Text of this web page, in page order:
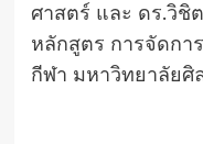
ศาสตร์ และ ดร.วิชิ
หลักสูตร การจัดกา
กีฬา มหาวิทยาลัยศิ